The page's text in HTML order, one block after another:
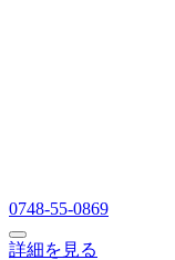
0748-55-0869
詳細を見る